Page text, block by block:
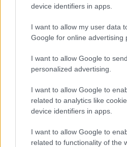
device identifiers in apps.
I want to allow my user data
Google for online advertising
I want to allow Google to
personalized advertising.
I want to allow Google to
related to analytics like
device identifiers in apps.
I want to allow Google to
related to functionality of the
Citeste mai mult